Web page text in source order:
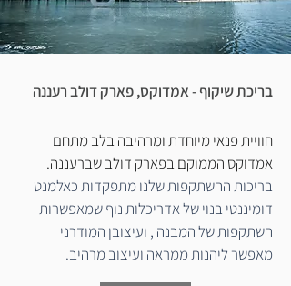
בריכת שיקוף - אמדוקס, פארק דולב רעננה
חוויית פנאי מיוחדת ומרהיבה בלב מתחם
אמדוקס הממוקם בפארק דולב שברעננה.
בריכות ההשתקפות שלנו מתפקדות כאלמנט
דומיננטי בנוי של אדריכלות נוף שמאפשרות
השתקפות של המבנה , ועיצובן המודרני
מאפשר ליהנות ממראה ועיצוב מרהיב.